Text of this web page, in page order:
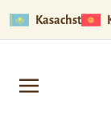
Kasachstan